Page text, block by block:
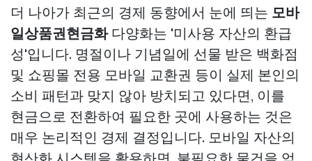
더 나아가 최근의 경제 동향에서 눈에 띄는 모바
일상품권현금화다양화는 '미사용 자산의 환급
성'입니다. 명절이나 기념일에 선물 받은 백화점
및 쇼핑몰 전용 모바일 교환권 등이 실제 본인의
소비 패턴과 맞지 않아 방치되고 있다면, 이를
현금으로 전환하여 필요한 곳에 사용하는 것은
매우 논리적인 경제 결정입니다. 모바일 자산의